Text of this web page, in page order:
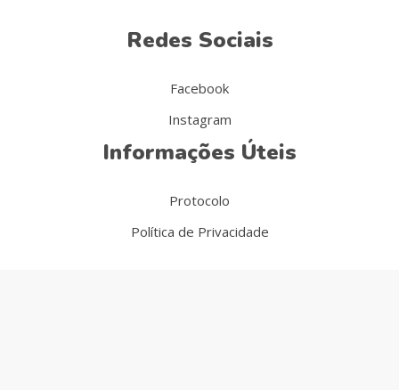
Redes Sociais
Facebook
Instagram
Informações Úteis
Protocolo
Política de Privacidade